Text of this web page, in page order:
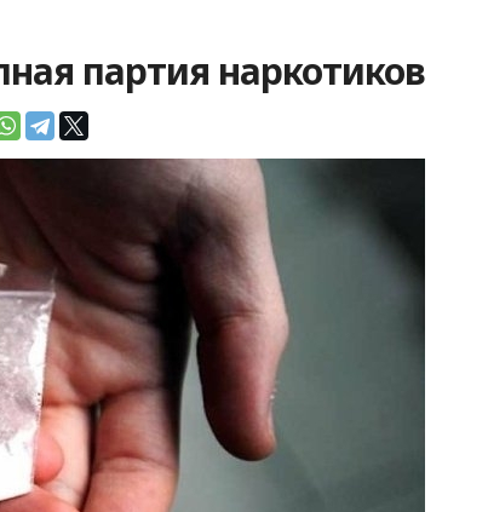
партия наркотиков